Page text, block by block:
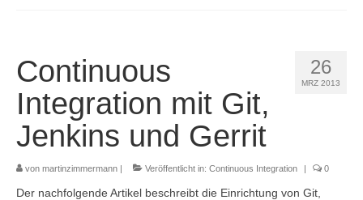
IT-Blog
Referenzen
Kontakt
Datenschutz
26
MRZ 2013
Continuous
Integration mit Git,
Jenkins und Gerrit
von martinzimmermann | Veröffentlicht in: Continuous Integration | 0
Der nachfolgende Artikel beschreibt die Einrichtung von Git,